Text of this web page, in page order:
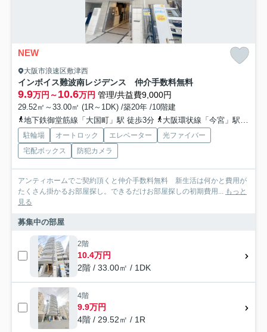
NEW
大阪市浪速区敷津西
インボイス難波南レジデンス 仲介手数料無料
9.9万円～10.6万円 管理/共益費9,000円
29.52㎡～33.00㎡ (1R～1DK) /築20年 /10階建
地下鉄御堂筋線「大国町」駅 徒歩3分
大阪環状線「今宮」駅 徒歩7分
駐輪場 オートロック エレベーター
光ファイバー
宅配ボックス
防犯カメラ
アンティホームでご契約頂くと仲介手数料無料 新生活は何かと費用が
たくさん掛かるお部屋探し。できるだけお部屋探しの初期費用...
もっと
見る
募集中の部屋
2階
10.4万円
2階 / 33.00㎡ / 1DK
4階
9.9万円
4階 / 29.52㎡ / 1R